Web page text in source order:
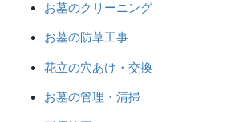
お墓のクリーニング
お墓の防草工事
花立の穴あけ・交換
お墓の管理・清掃